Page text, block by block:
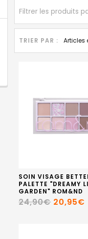
TRIER PAR :
SOIN VISAGE
PALETTE "DREAMY
GARDEN" ROM&ND
24,90€ 20,95€